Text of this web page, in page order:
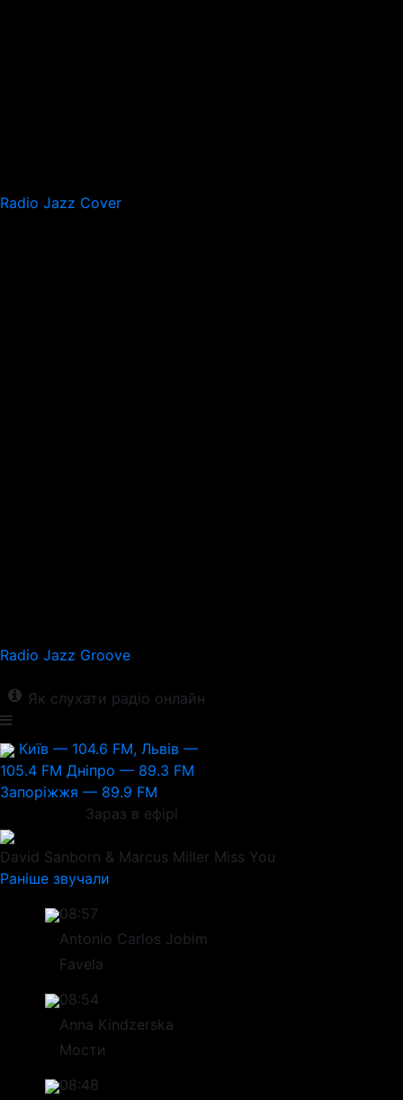
Radio Jazz Cover
Radio Jazz Groove
Як слухати радіо онлайн
Київ — 104.6 FM, Львів —
105.4 FM Дніпро — 89.3 FM
Запоріжжя — 89.9 FM
Зараз в ефірі
David Sanborn & Marcus Miller Miss You
Раніше звучали
08:57
Antonio Carlos Jobim
Favela
08:54
Anna Kindzerska
Мости
08:48